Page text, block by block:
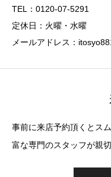
TEL：0120-07-5291
定休日：火曜・水曜
メールアドレス：
事前に来店予約頂くとス
富な専門のスタッフが親